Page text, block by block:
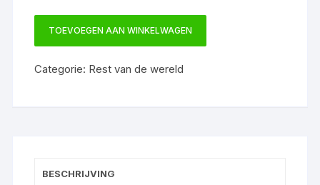
Inter
thuisshirt
TOEVOEGEN AAN WINKELWAGEN
Categorie: Rest van de wereld
BESCHRIJVING